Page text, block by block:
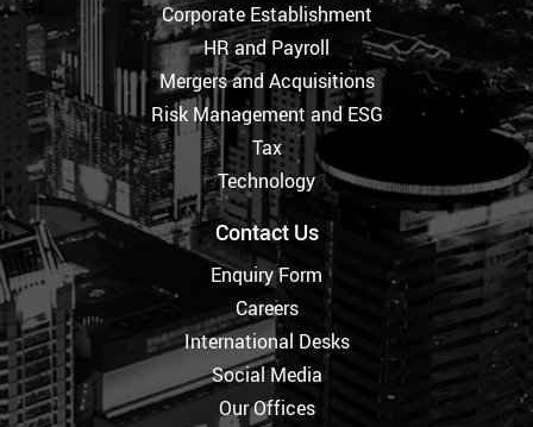
Corporate Establishment
HR and Payroll
Mergers and Acquisitions
Risk Management and ESG
Tax
Technology
Contact Us
Enquiry Form
Careers
International Desks
Social Media
Our Offices